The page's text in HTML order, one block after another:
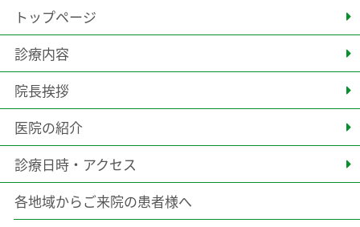
トップページ
診療内容
院長挨拶
医院の紹介
診療日時・アクセス
各地域からご来院の患者様へ